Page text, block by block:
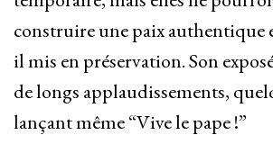
construire une paix authentique
il mis en préservation. Son
de longs applaudissements,
lançant même “Vive le pape !”